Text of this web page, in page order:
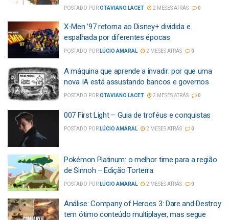
POSTADO POROTAVIANO LACET 2 MESES ATRÁS 0
X-Men ’97 retorna ao Disney+ dividida e
espalhada por diferentes épocas
POSTADO POR LÚCIO AMARAL 2 MESES ATRÁS 0
A máquina que aprende a invadir: por que uma
nova IA está assustando bancos e governos
POSTADO POROTAVIANO LACET 2 MESES ATRÁS 0
007 First Light – Guia de troféus e conquistas
POSTADO POR LÚCIO AMARAL 2 MESES ATRÁS 0
Pokémon Platinum: o melhor time para a região
de Sinnoh – Edição Torterra
POSTADO POR LÚCIO AMARAL 2 MESES ATRÁS 0
Análise: Company of Heroes 3: Dare and Destroy
tem ótimo conteúdo multiplayer, mas segue